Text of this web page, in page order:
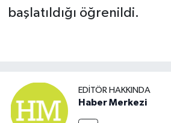
başlatıldığı öğrenildi.
EDITÖR HAKKINDA
Haber Merkezi